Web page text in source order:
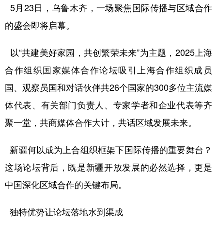
云游新疆 云端悦读 云看书画 光影新疆
人事频道 融媒体联播
地方频道
北京 天津 河北 山西
辽宁 吉林 上海 江苏
山东 河南 湖北 湖南
广东 广西 海南 重庆
四川 贵州
陕西 甘肃
5月23日，乌鲁木齐，一场聚焦国际传播与区域合作
的盛会即将启幕。
以“共建美好家园，共创繁荣未来”为主题，2025上海
合作组织国家媒体合作论坛吸引上海合作组织成员
国、观察员国和对话伙伴共26个国家的300多位主流媒
体代表、有关部门负责人、专家学者和企业代表等齐
聚一堂，共商媒体合作大计，共话区域发展未来。
新疆何以成为上合组织框架下国际传播的重要舞台？
这场论坛背后，既是新疆开放发展的必然选择，更是
中国深化区域合作的关键布局。
独特优势让论坛落地水到渠成